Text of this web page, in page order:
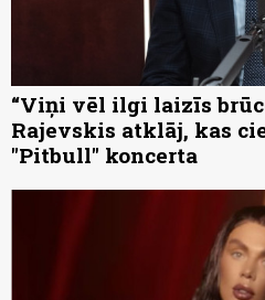
“Viņi vēl ilgi laizīs
Rajevskis atklāj, kas
"Pitbull" koncerta